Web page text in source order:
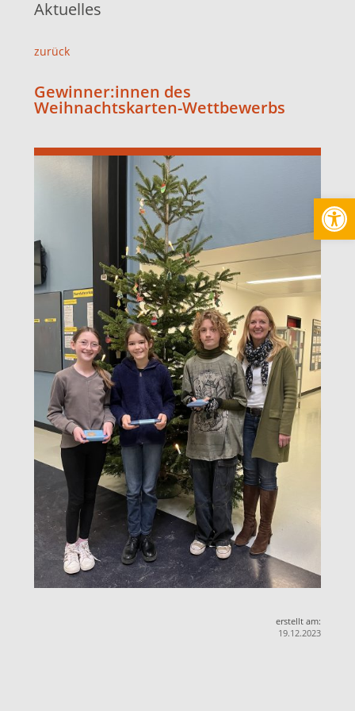
Aktuelles
zurück
Gewinner:innen des
Weihnachtskarten-Wettbewerbs
erstellt am:
19.12.2023